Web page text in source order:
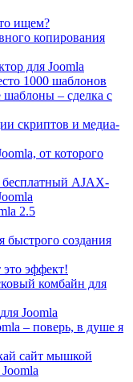
ищем?
копирования
для Joomla
1000 шаблонов
– сделка с
скриптов и медиа-
от которого
бесплатный AJAX-
2.5
быстрого создания
это эффект!
комбайн для
Joomla
– поверь, в душе я
сайт мышкой